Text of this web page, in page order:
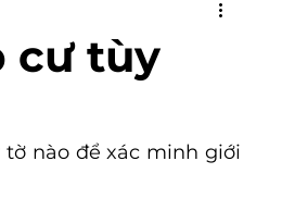
EB3 Mỹ
cư tùy
nào để xác minh giới